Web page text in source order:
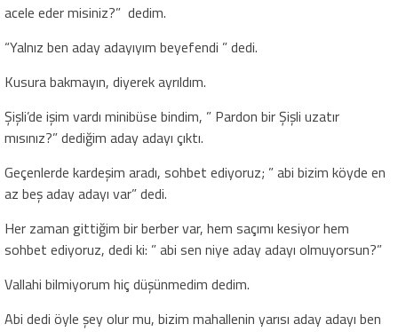
acele eder misiniz?” dedim.
“Yalnız ben aday adayıyım beyefendi ” dedi.
Kusura bakmayın, diyerek ayrıldım.
Şişli’de işim vardı minibüse bindim, ” Pardon bir Şişli uzatır
mısınız?” dediğim aday adayı çıktı.
Geçenlerde kardeşim aradı, sohbet ediyoruz; ” abi bizim köyde en
az beş aday adayı var” dedi.
Her zaman gittiğim bir berber var, hem saçımı kesiyor hem
sohbet ediyoruz, dedi ki: ” abi sen niye aday adayı olmuyorsun?”
Vallahi bilmiyorum hiç düşünmedim dedim.
Abi dedi öyle şey olur mu, bizim mahallenin yarısı aday adayı ben